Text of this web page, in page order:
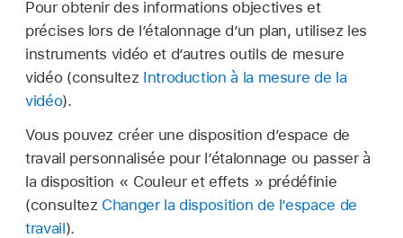
Pour obtenir des informations objectives et
précises lors de l’étalonnage d’un plan, utilisez les
instruments vidéo et d’autres outils de mesure
vidéo (consultez Introduction à la mesure de la
vidéo).
Vous pouvez créer une disposition d’espace de
travail personnalisée pour l’étalonnage ou passer à
la disposition « Couleur et effets » prédéfinie
(consultez Changer la disposition de l’espace de
travail).